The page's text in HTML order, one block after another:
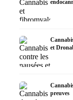
et
preuves